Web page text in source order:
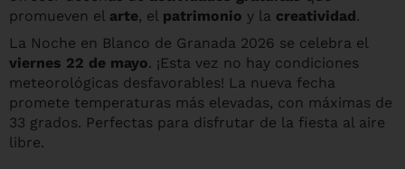
promueven el arte, el patrimonio y la creatividad.
La Noche en Blanco de Granada 2026 se celebra el
viernes 22 de mayo. ¡Esta vez no hay condiciones
meteorológicas desfavorables! La nueva fecha
promete temperaturas más elevadas, con máximas de
33 grados. Perfectas para disfrutar de la fiesta al aire
libre.